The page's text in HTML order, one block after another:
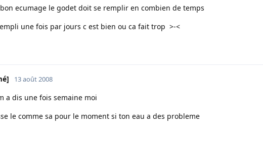
ecumage le godet doit se remplir en combien de temps
une fois par jours c est bien ou ca fait trop >-<
13 août 2008
a dis une fois semaine moi
le comme sa pour le moment si ton eau a des probleme